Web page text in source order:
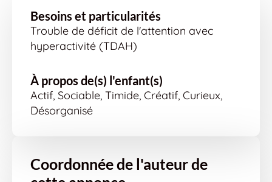
Besoins et particularités
Trouble de déficit de l'attention avec
hyperactivité (TDAH)
À propos de(s) l'enfant(s)
Actif, Sociable, Timide, Créatif, Curieux,
Désorganisé
Coordonnée de l'auteur de